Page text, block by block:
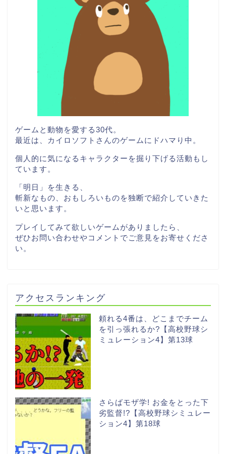
ゲームと動物を愛する30代。
最近は、カイロソフトさんのゲームにドハマり中。
個人的に気になるキャラクターを掘り下げる活動もし
ています。
「明日」を生きる、
斬新なもの、おもしろいものを独断で紹介していきた
いと思います。
プレイしてみて欲しいゲームがありましたら、
ぜひお問い合わせやコメントでご意見をお寄せくださ
い。
アクセスランキング
頼れる4番は、どこまでチーム
を引っ張れるか?【高校野球シ
ミュレーション4】第13球
さらばモザ学! お金をとった下
劣監督!?【高校野球シミュレー
ション4】第18球